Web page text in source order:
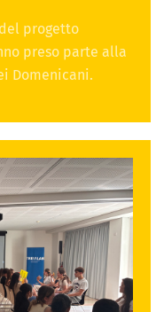
progetto
preso parte alla
Domenicani.